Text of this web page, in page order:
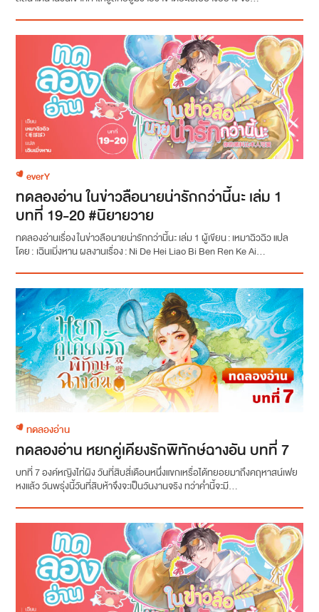
everY
ทดลองอ่าน ในข่าวลือนายน่ารักกว่านี้นะ เล่ม 1
บทที่ 19-20 #นิยายวาย
ทดลองอ่านเรื่อง ในข่าวลือนายน่ารักกว่านี้นะ เล่ม 1 ผู้เขียน : เหมาฉิวฉิว แปล
โดย : เฉินเมิ่งหาน ผลงานเรื่อง : Ni De Hei Liao Bi Ben Ren Ke Ai...
ทดลองอ่าน
ทดลองอ่าน หยกคู่เคียงรักพิทักษ์ฉางอัน บทที่ 7
บทที่ 7 องค์หญิงไท่ผิง วันที่สิบสี่เดือนหนึ่งแขกเหรื่อได้ทยอยมาถึงคฤหาสน์เฟย
หงแล้ว วันพรุ่งนี้วันที่สิบห้าจึงจะเป็นวันงานจริง ทว่าค่ำนี้จะมี...